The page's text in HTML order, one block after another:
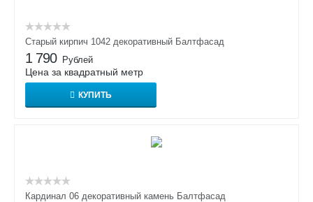
Старый кирпич 1042 декоративный Балтфасад
1 790 Рублей
Цена за квадратный метр
КУПИТЬ
Кардинал 06 декоративный камень Балтфасад